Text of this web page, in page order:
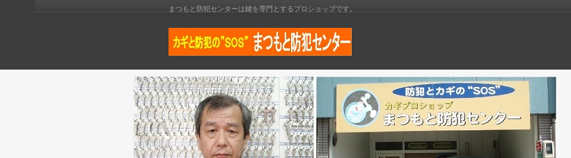
まつもと防犯センターは鍵を専門とするプロショップです。